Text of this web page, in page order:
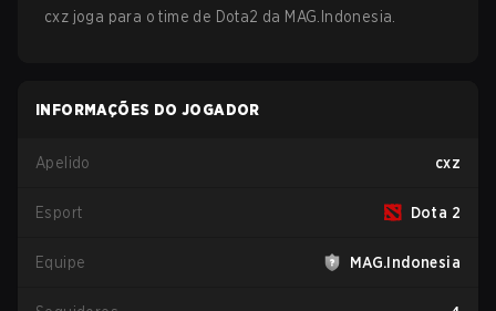
cxz joga para o time de Dota2 da MAG.Indonesia
INFORMAÇÕES DO JOGADOR
Apelido cxz
Esport Dota 2
Equipe MAG.Indonesia